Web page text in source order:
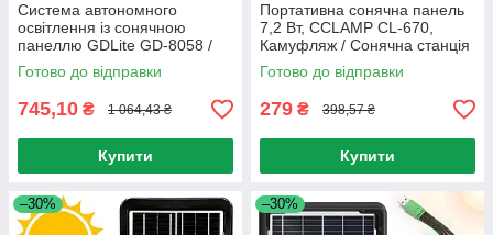
Система автономного
освітлення із сонячною
панеллю GDLite GD-8058 /
Портативна сонячна станція
Готово до відправки
745,10 ₴ 1 064,43 ₴
Купити
Портативна сонячна панель
7,2 Вт, CCLAMP CL-670,
Камуфляж / Сонячна станція
для заряджання мобільних
пристроїв
Готово до відправки
279 ₴ 398,57 ₴
Купити
–30% –30%